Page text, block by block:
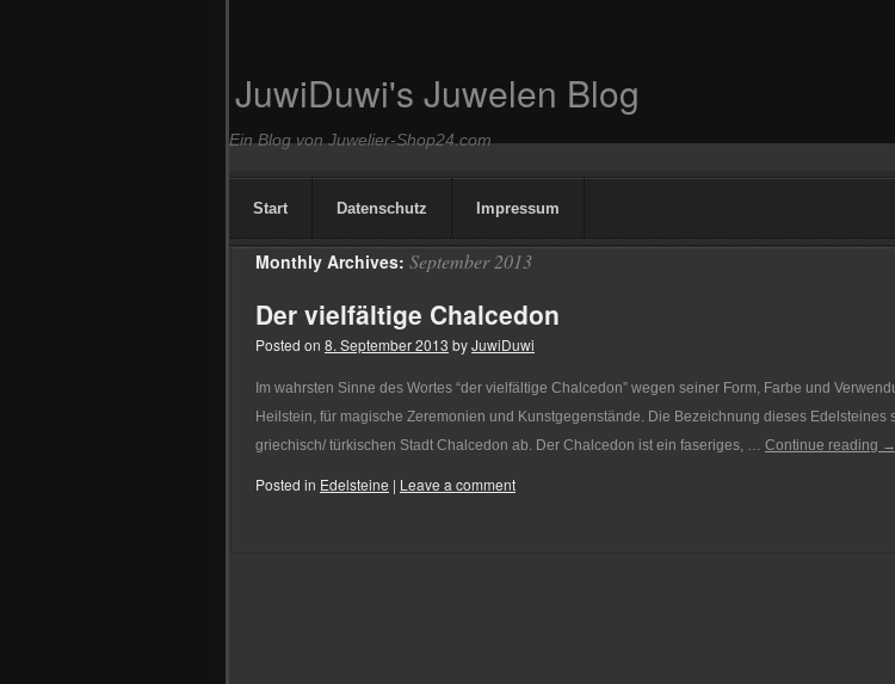
JuwiDuwi's Juwelen Blog
Ein Blog von Juwelier-Shop24.com
Start Datenschutz Impressum
Monthly Archives: September 2013
Der vielfältige Chalcedon
Posted on 8. September 2013 byJuwiDuwi
Im wahrsten Sinne des Wortes “der vielfältige Chalcedon” wegen seiner Form, Farbe und
Heilstein, für magische Zeremonien und Kunstgegenstände. Die Bezeichnung dieses Edelsteines
griechisch/ türkischen Stadt Chalcedon ab. Der Chalcedon ist ein faseriges, … Continue reading →
Posted in Edelsteine | Leave a comment